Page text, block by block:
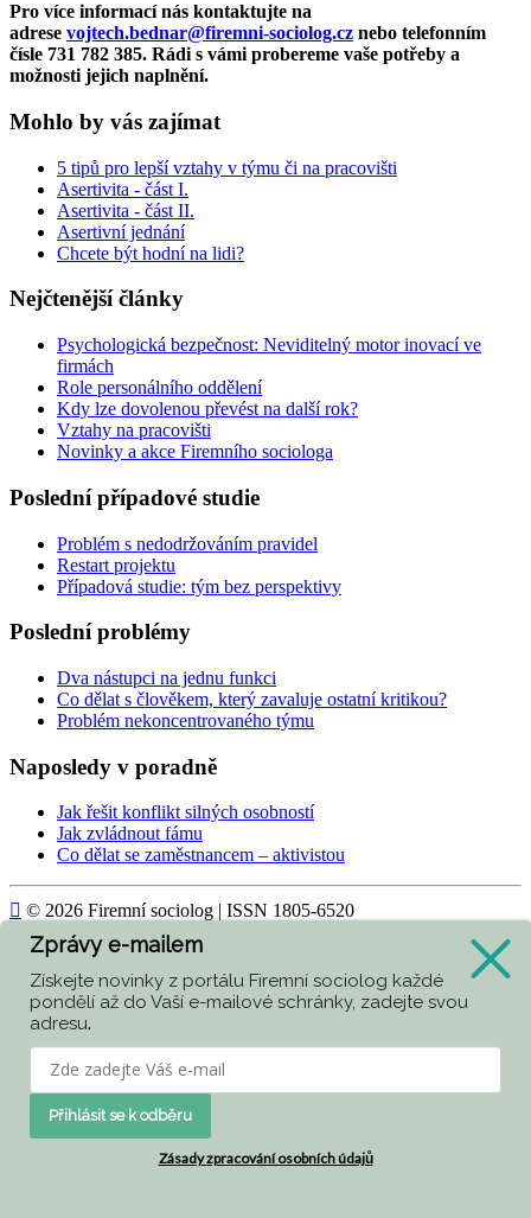
Pro více informací nás kontaktujte na
adrese vojtech.bednar@firemni-sociolog.cz nebo telefonním
čísle 731 782 385. Rádi s vámi probereme vaše potřeby a
možnosti jejich naplnění.
Mohlo by vás zajímat
5 tipů pro lepší vztahy v týmu či na pracovišti
Asertivita - část I.
Asertivita - část II.
Asertivní jednání
Chcete být hodní na lidi?
Nejčtenější články
Psychologická bezpečnost: Neviditelný motor inovací ve
firmách
Role personálního oddělení
Kdy lze dovolenou převést na další rok?
Vztahy na pracovišti
Novinky a akce Firemního sociologa
Poslední případové studie
Problém s nedodržováním pravidel
Restart projektu
Případová studie: tým bez perspektivy
Poslední problémy
Dva nástupci na jednu funkci
Co dělat s člověkem, který zavaluje ostatní kritikou?
Problém nekoncentrovaného týmu
Naposledy v poradně
Jak řešit konflikt silných osobností
Jak zvládnout fámu
Co dělat se zaměstnancem – aktivistou
 © 2026 Firemní sociolog | ISSN 1805-6520
Today472
Yesterday685
Week 3988
Month4845
417319
Currently are 45 guests and no members online
Zprávy e-mailem
Získejte novinky z portálu Firemní sociolog každé
pondělí až do Vaší e-mailové schránky, zadejte svou
adresu.
Přihlásit se k odběru
Zásady zpracování osobních údajů